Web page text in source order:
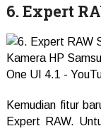
6. Expert
Kemudian fitur
Expert RAW.